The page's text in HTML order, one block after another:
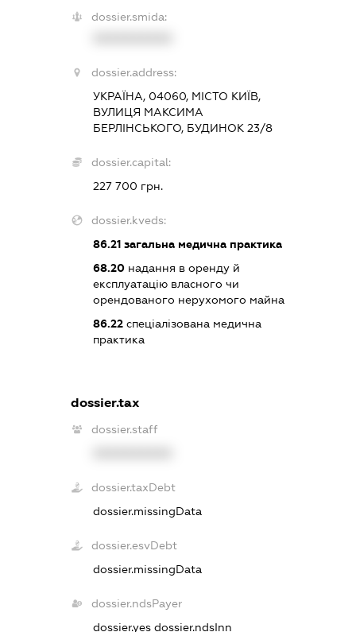
dossier.smida:
dossier.address:
УКРАЇНА, 04060, МІСТО КИЇВ,
ВУЛИЦЯ МАКСИМА
БЕРЛІНСЬКОГО, БУДИНОК 23/8
dossier.capital:
227 700 грн.
dossier.kveds:
86.21загальна медична практика
68.20надання в оренду й
експлуатацію власного чи
орендованого нерухомого майна
86.22спеціалізована медична
практика
dossier.tax
dossier.staff
dossier.taxDebt
dossier.missingData
dossier.esvDebt
dossier.missingData
dossier.ndsPayer
dossier.yes dossier.ndsInn